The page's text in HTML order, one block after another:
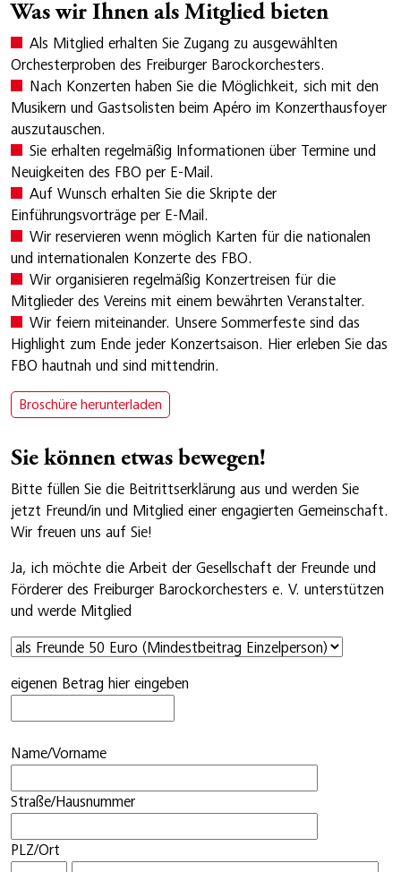
Was wir Ihnen als Mitglied bieten
Als Mitglied erhalten Sie Zugang zu ausgewählten
Orchesterproben des Freiburger Barockorchesters.
Nach Konzerten haben Sie die Möglichkeit, sich mit den
Musikern und Gastsolisten beim Apéro im Konzerthausfoyer
auszutauschen.
Sie erhalten regelmäßig Informationen über Termine und
Neuigkeiten des FBO per E-Mail.
Auf Wunsch erhalten Sie die Skripte der
Einführungsvorträge per E-Mail.
Wir reservieren wenn möglich Karten für die nationalen
und internationalen Konzerte des FBO.
Wir organisieren regelmäßig Konzertreisen für die
Mitglieder des Vereins mit einem bewährten Veranstalter.
Wir feiern miteinander. Unsere Sommerfeste sind das
Highlight zum Ende jeder Konzertsaison. Hier erleben Sie das
FBO hautnah und sind mittendrin.
Broschüre herunterladen
Sie können etwas bewegen!
Bitte füllen Sie die Beitrittserklärung aus und werden Sie
jetzt Freund/in und Mitglied einer engagierten Gemeinschaft.
Wir freuen uns auf Sie!
Ja, ich möchte die Arbeit der Gesellschaft der Freunde und
Förderer des Freiburger Barockorchesters e. V. unterstützen
und werde Mitglied
eigenen Betrag hier eingeben
Name/Vorname
Straße/Hausnummer
PLZ/Ort